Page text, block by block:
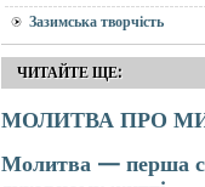
Зазимська творчість
ЧИТАЙТЕ ЩЕ:
МОЛИТВА ПРО
Молитва — перша